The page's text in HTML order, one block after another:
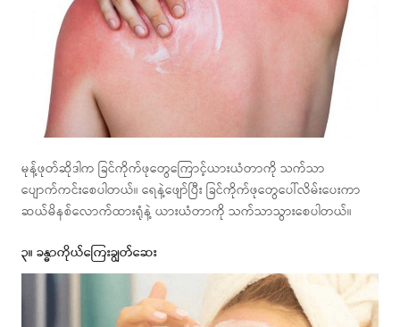
မုန့်ဖုတ်ဆိုဒါက ခြင်ကိုက်ဖုတွေကြောင့်ယားယံတာကို သက်သာ
ပျောက်ကင်းစေပါတယ်။ ရေနဲ့ဖျော်ပြီး ခြင်ကိုက်ဖုတွေပေါ်လိမ်းပေးကာ
ဆယ်မိနစ်လောက်ထားရုံနဲ့ ယားယံတာကို သက်သာသွားစေပါတယ်။
၃။ ခန္ဓာကိုယ်ကြေးချွတ်ဆေး